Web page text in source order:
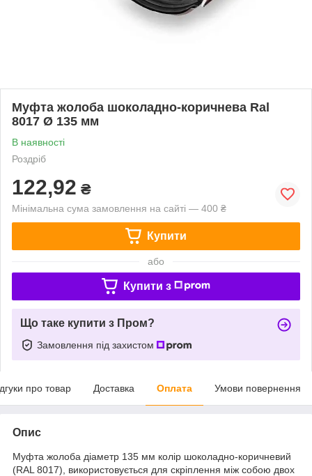
Муфта жолоба шоколадно-коричнева Ral
8017 Ø 135 мм
В наявності
Роздріб
122,92 ₴
Мінімальна сума замовлення на сайті — 400 ₴
Купити
або
Купити з
Що таке купити з Пром?
Замовлення під захистом
про товар Доставка Оплата Умови повернення
Опис
Муфта жолоба діаметр 135 мм колір шоколадно-коричневий
(RAL 8017), використовується для скріплення між собою двох